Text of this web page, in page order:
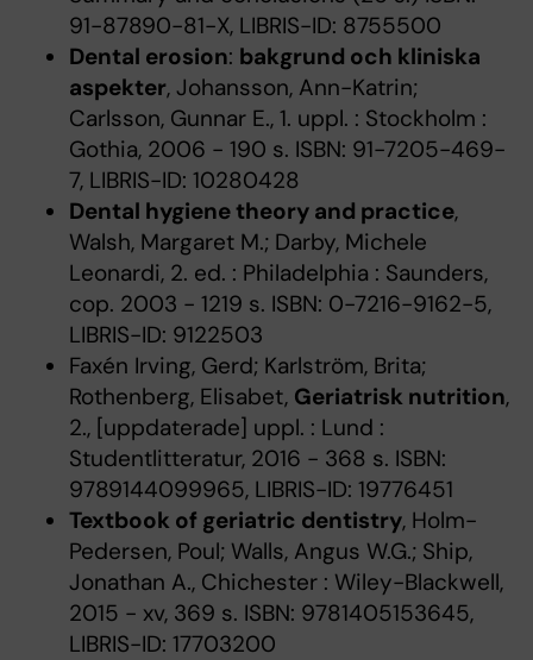
91-87890-81-X, LIBRIS-ID: 8755500
Dental erosion: bakgrund och kliniska
aspekter, Johansson, Ann-Katrin;
Carlsson, Gunnar E., 1. uppl. : Stockholm :
Gothia, 2006 - 190 s. ISBN: 91-7205-469-
7, LIBRIS-ID: 10280428
Dental hygiene theory and practice,
Walsh, Margaret M.; Darby, Michele
Leonardi, 2. ed. : Philadelphia : Saunders,
cop. 2003 - 1219 s. ISBN: 0-7216-9162-5,
LIBRIS-ID: 9122503
Faxén Irving, Gerd; Karlström, Brita;
Rothenberg, Elisabet, Geriatrisk nutrition,
2., [uppdaterade] uppl. : Lund :
Studentlitteratur, 2016 - 368 s. ISBN:
9789144099965, LIBRIS-ID: 19776451
Textbook of geriatric dentistry, Holm-
Pedersen, Poul; Walls, Angus W.G.; Ship,
Jonathan A., Chichester : Wiley-Blackwell,
2015 - xv, 369 s. ISBN: 9781405153645,
LIBRIS-ID: 17703200